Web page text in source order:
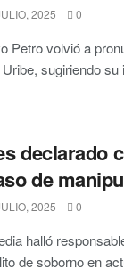
2025 0
Petro volvió a
sugiriendo
declarado
de
2025 0
halló
de soborno en